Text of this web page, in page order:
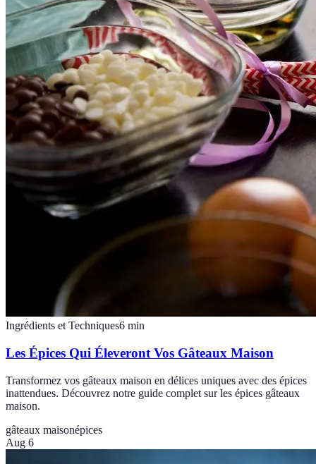
Ingrédients et Techniques6 min
Les Épices Qui Éleveront Vos Gâteaux Maison
Transformez vos gâteaux maison en délices uniques avec des épices
inattendues. Découvrez notre guide complet sur les épices gâteaux
maison.
gâteaux maisonépices
Aug 6